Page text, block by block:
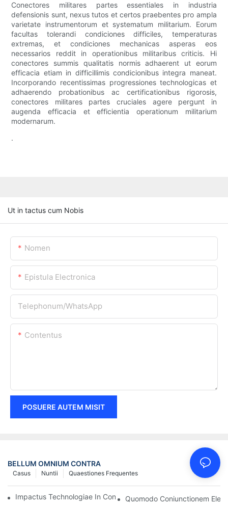
Conectores militares partes essentiales in industria
defensionis sunt, nexus tutos et certos praebentes pro ampla
varietate instrumentorum et systematum militarium. Eorum
facultas tolerandi condiciones difficiles, temperaturas
extremas, et condiciones mechanicas asperas eos
necessarios reddit in operationibus militaribus criticis. Hi
conectores summis qualitatis normis adhaerent ut eorum
efficacia etiam in difficillimis condicionibus integra maneat.
Incorporando recentissimas progressiones technologicas et
adhaerendo probationibus ac certificationibus rigorosis,
conectores militares partes cruciales agere pergunt in
augenda efficacia et efficientia operationum militarium
modernarum.
.
Ut in tactus cum Nobis
Nomen
Epistula Electronica
Telephonum/WhatsApp
Contentus
POSUERE AUTEM MISIT
BELLUM OMNIUM CONTRA
Quaestiones Frequentes
Nuntii
Casus
Impactus Technologiae In Conexiones Electricas In Electronicis
Quomodo Coniunctionem